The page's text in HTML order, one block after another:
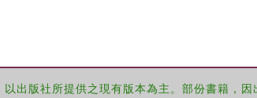
出版社所提供之現有版本為主。部份書籍，因